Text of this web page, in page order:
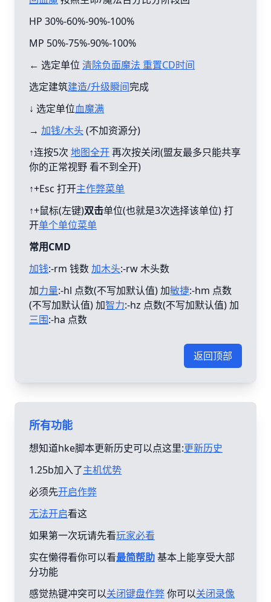
HP 30%-60%-90%-100%
MP 50%-75%-90%-100%
← 选定单位 清除负面魔法 重置CD时间
选定建筑建造/升级瞬间完成
↓ 选定单位血魔满
→ 加钱/木头(不加资源分)
↑连按5次 地图全开再次按关闭(盟友最多只能共享
你的正常视野 看不到全开)
↑+Esc 打开主作弊菜单
↑+鼠标(左键)双击单位(也就是3次选择该单位) 打
开单个单位菜单
常用CMD
加钱:-rm 钱数加木头:-rw 木头数
加力量:-hl 点数(不写加默认值) 加敏捷:-hm 点数
(不写加默认值) 加智力:-hz 点数(不写加默认值) 加
三围:-ha 点数
返回顶部
所有功能
想知道hke脚本更新历史可以点这里:更新历史
1.25b加入了主机优势
必须先开启作弊
无法开启看这
如果第一次玩请先看玩家必看
实在懒得看你可以看最简帮助基本上能享受大部
分功能
感觉热键冲突可以关闭键盘作弊你可以关闭录像